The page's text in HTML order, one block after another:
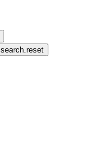
search.reset